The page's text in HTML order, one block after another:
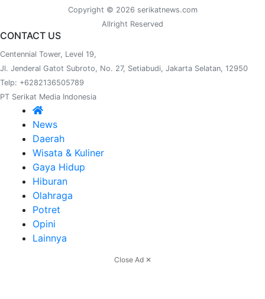
Copyright © 2026 serikatnews.com
Allright Reserved
CONTACT US
Centennial Tower, Level 19,
Jl. Jenderal Gatot Subroto, No. 27, Setiabudi, Jakarta Selatan, 12950
Telp: +6282136505789
PT Serikat Media Indonesia
News
Daerah
Wisata & Kuliner
Gaya Hidup
Hiburan
Olahraga
Potret
Opini
Lainnya
Close Ad ✕